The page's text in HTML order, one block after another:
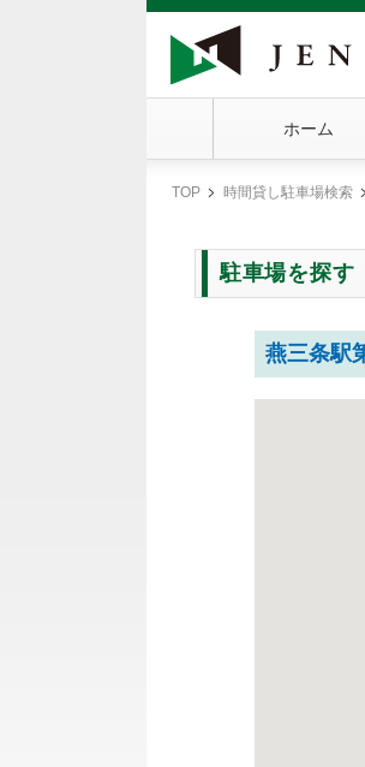
ホーム
現
TOP 時間貸し駐車場検索
駐車場を探す
燕三条駅